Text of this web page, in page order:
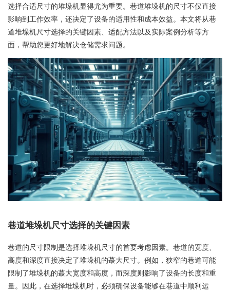
选择合适尺寸的堆垛机显得尤为重要。巷道堆垛机的尺寸不仅直接
影响到工作效率，还决定了设备的适用性和成本效益。本文将从巷
道堆垛机尺寸选择的关键因素、适配方法以及实际案例分析等方
面，帮助您更好地解决仓储需求问题。
巷道堆垛机尺寸选择的关键因素
巷道的尺寸限制是选择堆垛机尺寸的首要考虑因素。巷道的宽度、
高度和深度直接决定了堆垛机的蕞大尺寸。例如，狭窄的巷道可能
限制了堆垛机的蕞大宽度和高度，而深度则影响了设备的长度和重
量。因此，在选择堆垛机时，必须确保设备能够在巷道中顺利运